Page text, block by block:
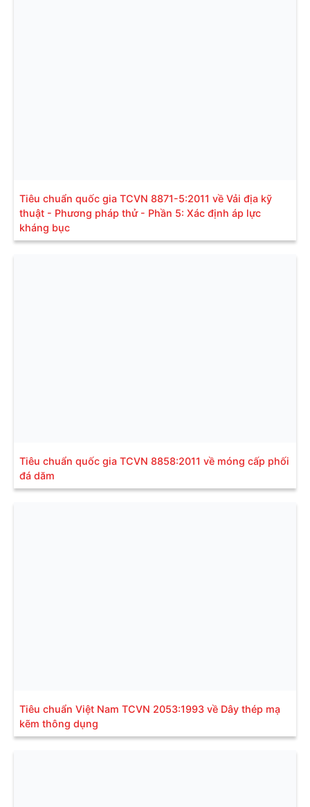
Tiêu chuẩn quốc gia TCVN 8871-5:2011 về Vải địa kỹ
thuật - Phương pháp thử - Phần 5: Xác định áp lực
kháng bục
Tiêu chuẩn quốc gia TCVN 8858:2011 về móng cấp phối
đá dăm
Tiêu chuẩn Việt Nam TCVN 2053:1993 về Dây thép mạ
kẽm thông dụng